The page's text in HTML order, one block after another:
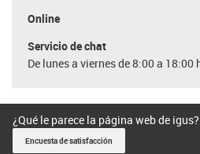
Online
Servicio de chat
De lunes a viernes de 8:00 a 18:00
¿Qué le parece la página web de
Encuesta de satisfacción